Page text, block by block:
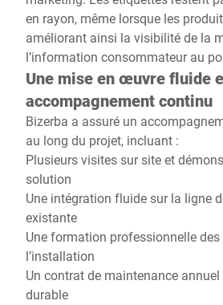
en rayon, même lorsque les
améliorant ainsi la visibilité de la
l’information consommateur au
Une mise en œuvre fluide
accompagnement continu
Bizerba a assuré un
au long du projet, incluant :
Plusieurs visites sur site et
solution
Une intégration fluide sur la ligne
existante
Une formation professionnelle
l’installation
Un contrat de maintenance
durable